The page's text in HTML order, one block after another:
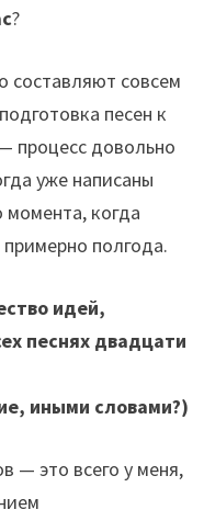
?
составляют совсем
песен к
процесс довольно
уже написаны
момента, когда
полгода.
идей,
песнях двадцати
иными словами?)
— это всего у меня,